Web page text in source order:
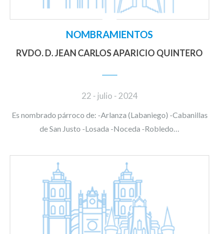
NOMBRAMIENTOS
RVDO. D. JEAN CARLOS APARICIO QUINTERO
22 - julio - 2024
Es nombrado párroco de: -Arlanza (Labaniego) -Cabanillas
de San Justo -Losada -Noceda -Robledo…